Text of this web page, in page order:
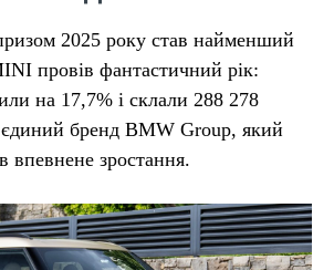
2025 року став найменший
провів фантастичний рік:
на 17,7% і склали 288 278
єдиний бренд BMW Group, який
впевнене зростання.